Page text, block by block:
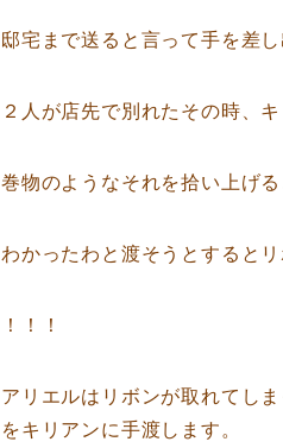
邸宅まで送ると言って手を差
２人が店先で別れたその時、
巻物のようなそれを拾い上げ
わかったわと渡そうとすると
！！！
アリエルはリボンが取れてし
をキリアンに手渡します。